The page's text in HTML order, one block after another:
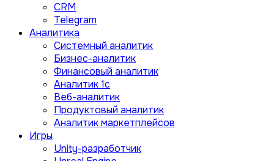
CRM
Telegram
Аналитика
Системный аналитик
Бизнес-аналитик
Финансовый аналитик
Aналитик 1с
Веб-аналитик
Продуктовый аналитик
Аналитик маркетплейсов
Игры
Unity-разработчик